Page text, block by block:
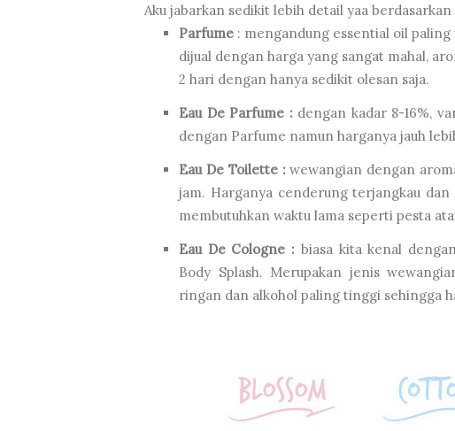
Aku jabarkan sedikit lebih detail yaa
Parfume : mengandung essential oil
dijual dengan harga yang sangat mahal,
2 hari dengan hanya sedikit olesan saja.
Eau De Parfume : dengan kadar 8-16%,
dengan Parfume namun harganya jauh
Eau De Toilette : wewangian dengan
jam. Harganya cenderung terjangkau dan
membutuhkan waktu lama seperti pesta
Eau De Cologne : biasa kita kenal
Body Splash. Merupakan jenis
ringan dan alkohol paling tinggi sehingga